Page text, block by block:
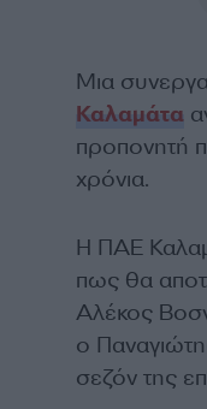
Μια
Καλαμάτα
προπονητή
χρόνια.
Η ΠΑΕ
πως θα
Αλέκος
ο
σεζόν της